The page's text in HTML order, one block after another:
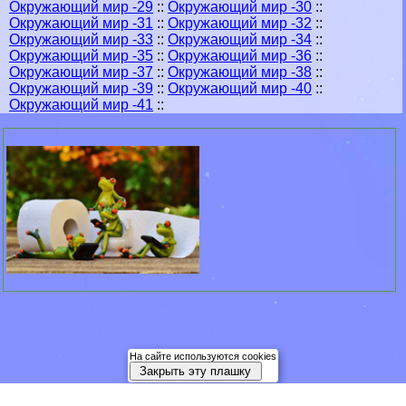
Окружающий мир -29 :: Окружающий мир -30 ::
Окружающий мир -31 :: Окружающий мир -32 ::
Окружающий мир -33 :: Окружающий мир -34 ::
Окружающий мир -35 :: Окружающий мир -36 ::
Окружающий мир -37 :: Окружающий мир -38 ::
Окружающий мир -39 :: Окружающий мир -40 ::
Окружающий мир -41 ::
На сайте используются cookies
Закрыть эту плашку